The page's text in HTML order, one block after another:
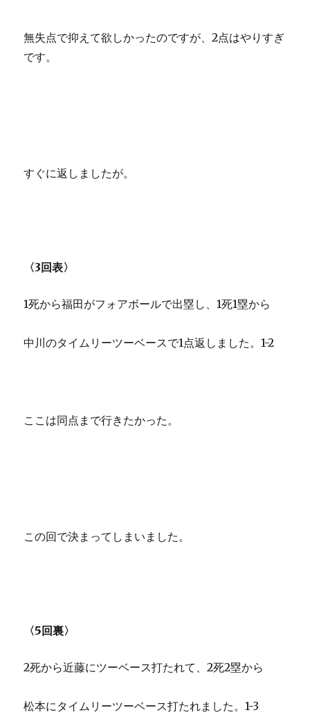
無失点で抑えて欲しかったのですが、2点はやりすぎ
です。
すぐに返しましたが。
〈3回表〉
1死から福田がフォアボールで出塁し、1死1塁から
中川のタイムリーツーベースで1点返しました。1-2
ここは同点まで行きたかった。
この回で決まってしまいました。
〈5回裏〉
2死から近藤にツーベース打たれて、2死2塁から
松本にタイムリーツーベース打たれました。1-3